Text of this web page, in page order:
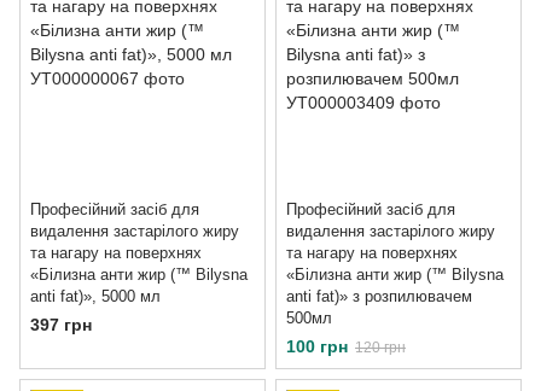
Професійний засіб для
видалення застарілого жиру
та нагару на поверхнях
«Білизна анти жир (™ Bilysna
anti fat)», 5000 мл
397 грн
Професійний засіб для
видалення застарілого жиру
та нагару на поверхнях
«Білизна анти жир (™ Bilysna
anti fat)» з розпилювачем
500мл
100 грн 120 грн